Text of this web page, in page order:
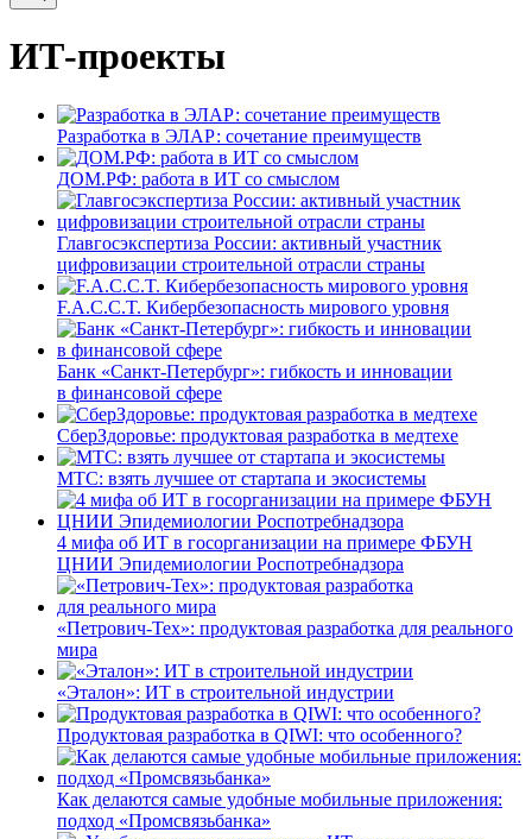
ИТ-проекты
Разработка в ЭЛАР: сочетание преимуществ
ДОМ.РФ: работа в ИТ со смыслом
Главгосэкспертиза России: активный участник
цифровизации строительной отрасли страны
F.A.C.C.T. Кибербезопасность мирового уровня
Банк «Санкт-Петербург»: гибкость и инновации
в финансовой сфере
СберЗдоровье: продуктовая разработка в медтехе
МТС: взять лучшее от стартапа и экосистемы
4 мифа об ИТ в госорганизации на примере ФБУН
ЦНИИ Эпидемиологии Роспотребнадзора
«Петрович-Тех»: продуктовая разработка для реального
мира
«Эталон»: ИТ в строительной индустрии
Продуктовая разработка в QIWI: что особенного?
Как делаются самые удобные мобильные приложения:
подход «Промсвязьбанка»